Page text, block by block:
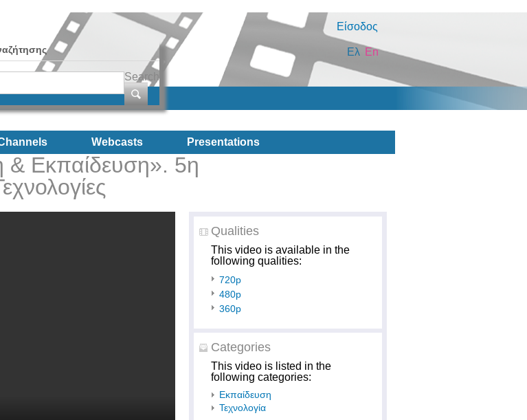
Είσοδος
Search
En
Ελ
Webcasts Presentations
& Εκπαίδευση». 5η
Qualities
This video is available in the
following qualities:
720p
480p
360p
Categories
This video is listed in the
following categories:
Εκπαίδευση
Τεχνολογία